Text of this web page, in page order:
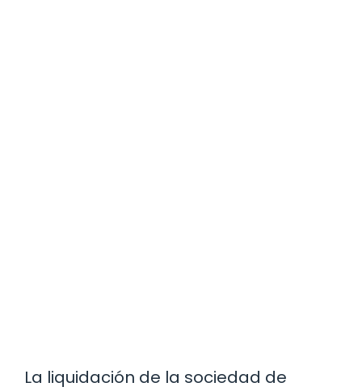
La liquidación de la sociedad de